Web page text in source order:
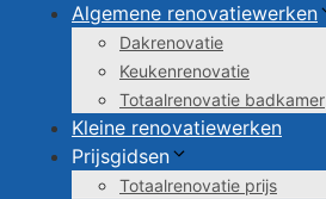
Algemene renovatiewerken
Dakrenovatie
Keukenrenovatie
Totaalrenovatie badkamer
Kleine renovatiewerken
Prijsgidsen
Totaalrenovatie prijs